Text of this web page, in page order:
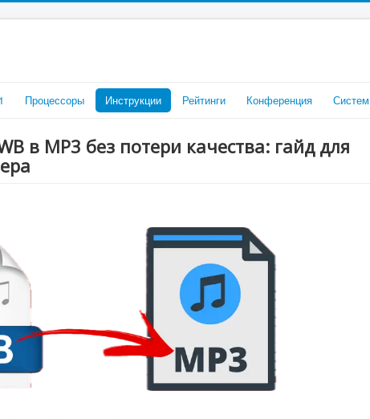
Процессоры Инструкции Рейтинги Конференция
в MP3 без потери качества: гайд для